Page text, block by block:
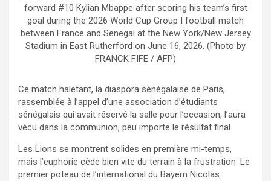
forward #10 Kylian Mbappe after scoring his team’s first
goal during the 2026 World Cup Group I football match
between France and Senegal at the New York/New Jersey
Stadium in East Rutherford on June 16, 2026. (Photo by
FRANCK FIFE / AFP)
Ce match haletant, la diaspora sénégalaise de Paris,
rassemblée à l’appel d’une association d’étudiants
sénégalais qui avait réservé la salle pour l’occasion, l’aura
vécu dans la communion, peu importe le résultat final.
Les Lions se montrent solides en première mi-temps,
mais l’euphorie cède bien vite du terrain à la frustration. Le
premier poteau de l’international du Bayern Nicolas